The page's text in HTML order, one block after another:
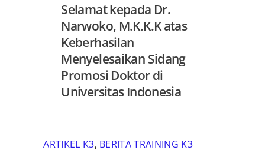
Selamat kepada Dr.
Narwoko, M.K.K.K atas
Keberhasilan
Menyelesaikan Sidang
Promosi Doktor di
Universitas Indonesia
ARTIKEL K3, BERITA TRAINING K3